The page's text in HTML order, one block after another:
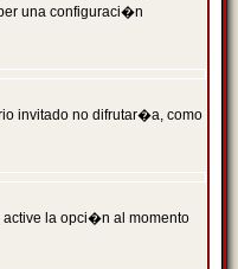
una configuraci�n
invitado no difrutar�a, como
active la opci�n al momento